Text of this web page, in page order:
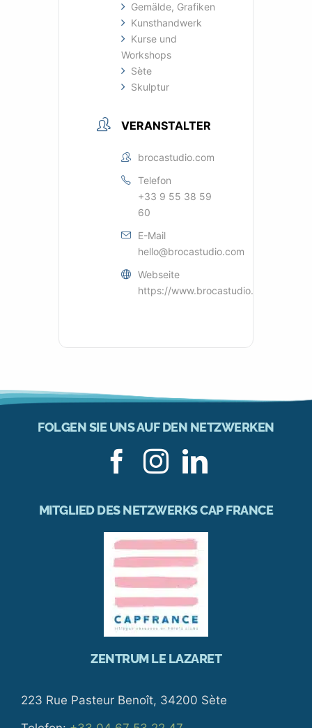
Gemälde, Grafiken
Kunsthandwerk
Kurse und
Workshops
Sète
Skulptur
VERANSTALTER
brocastudio.com
Telefon
+33 9 55 38 59
60
E-Mail
hello@brocastudio.com
Webseite
https://www.brocastudio.com/
FOLGEN SIE UNS AUF DEN NETZWERKEN
MITGLIED DES NETZWERKS CAP FRANCE
ZENTRUM LE LAZARET
223 Rue Pasteur Benoît, 34200 Sète